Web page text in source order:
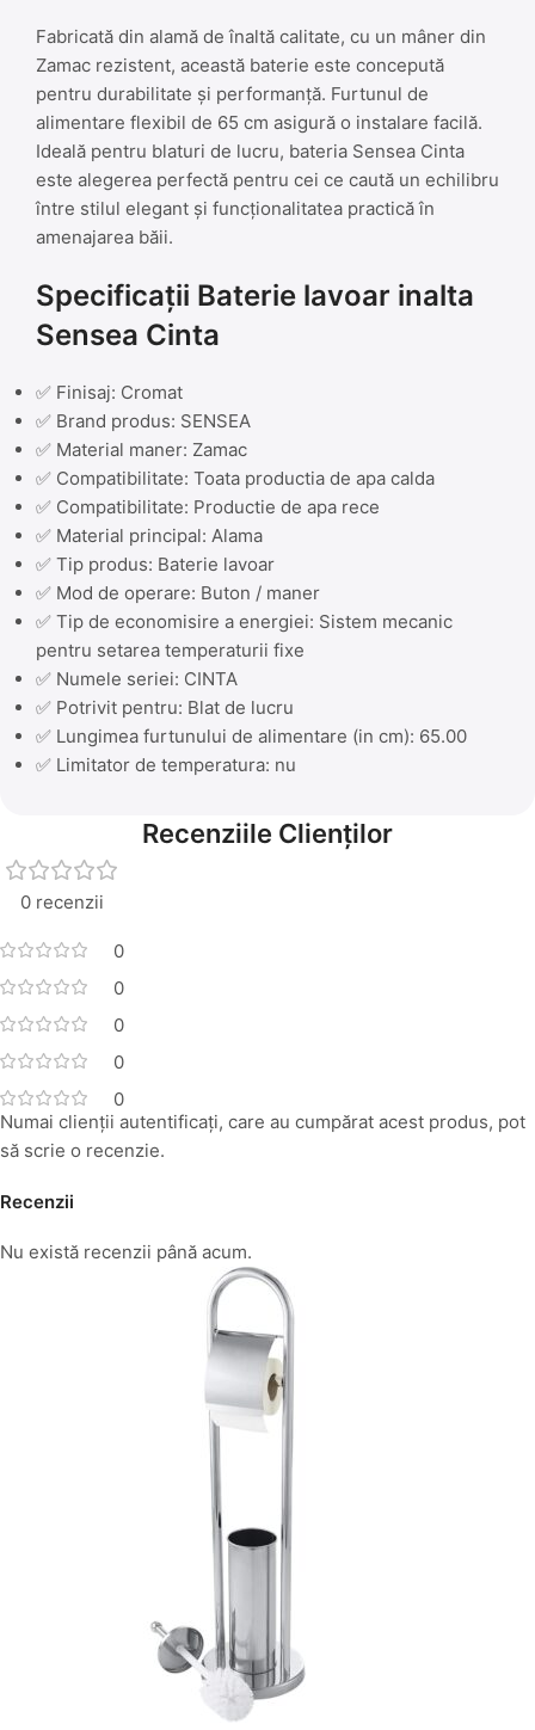
Fabricată din alamă de înaltă calitate, cu un mâner din
Zamac rezistent, această baterie este concepută
pentru durabilitate și performanță. Furtunul de
alimentare flexibil de 65 cm asigură o instalare facilă.
Ideală pentru blaturi de lucru, bateria Sensea Cinta
este alegerea perfectă pentru cei ce caută un echilibru
între stilul elegant și funcționalitatea practică în
amenajarea băii.
Specificații Baterie lavoar inalta
Sensea Cinta
✅ Finisaj: Cromat
✅ Brand produs: SENSEA
✅ Material maner: Zamac
✅ Compatibilitate: Toata productia de apa calda
✅ Compatibilitate: Productie de apa rece
✅ Material principal: Alama
✅ Tip produs: Baterie lavoar
✅ Mod de operare: Buton / maner
✅ Tip de economisire a energiei: Sistem mecanic
pentru setarea temperaturii fixe
✅ Numele seriei: CINTA
✅ Potrivit pentru: Blat de lucru
✅ Lungimea furtunului de alimentare (in cm): 65.00
✅ Limitator de temperatura: nu
Recenziile Clienților
0 recenzii
0
0
0
0
0
Recenzii
Nu există recenzii până acum.
Numai clienții autentificați, care au cumpărat acest produs, pot
să scrie o recenzie.